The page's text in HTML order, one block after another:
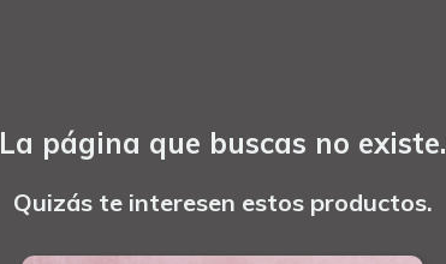
La página que buscas no existe.
Quizás te interesen estos productos.